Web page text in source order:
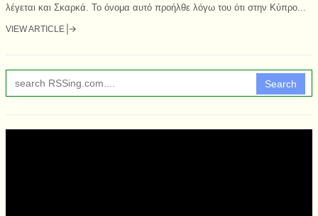
λέγεται και Σκαρκά. Το όνομα αυτό προήλθε λόγω του ότι στην Κύπρο...
VIEW ARTICLE
Search